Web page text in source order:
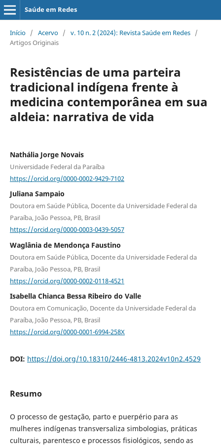
Saúde em Redes
Início / Acervo / v. 10 n. 2 (2024): Revista Saúde em Redes /
Artigos Originais
Resistências de uma parteira
tradicional indígena frente à
medicina contemporânea em sua
aldeia: narrativa de vida
Nathália Jorge Novais
Universidade Federal da Paraíba
https://orcid.org/0000-0002-9429-7102
Juliana Sampaio
Doutora em Saúde Pública, Docente da Universidade Federal da
Paraíba, João Pessoa, PB, Brasil
https://orcid.org/0000-0003-0439-5057
Waglânia de Mendonça Faustino
Doutora em Saúde Pública, Docente da Universidade Federal da
Paraíba, João Pessoa, PB, Brasil
https://orcid.org/0000-0002-0118-4521
Isabella Chianca Bessa Ribeiro do Valle
Doutora em Comunicação, Docente da Universidade Federal da
Paraíba, João Pessoa, PB, Brasil
https://orcid.org/0000-0001-6994-258X
DOI: https://doi.org/10.18310/2446-4813.2024v10n2.4529
Resumo
O processo de gestação, parto e puerpério para as
mulheres indígenas transversaliza simbologias, práticas
culturais, parentesco e processos fisiológicos, sendo as